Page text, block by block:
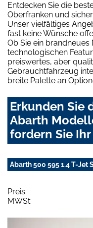
Entdecken Sie die
Oberfranken und
Unser vielfältiges
fast keine Wünsche
Ob Sie ein
technologischen
preiswertes, aber
Gebrauchtfahrzeug
breite Palette an
Erkunden Sie
Abarth
fordern Sie
Abarth 500 595 1.4 T-Jet
Preis:
MWSt: